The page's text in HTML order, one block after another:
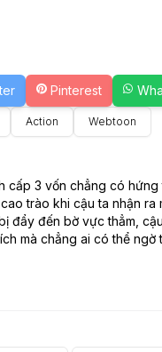
Pinterest
Action Webtoon
cấp 3 vốn chẳng có
trào khi cậu ta nhận
đẩy đến bờ vực thẳm,
mà chẳng ai có thể ngờ